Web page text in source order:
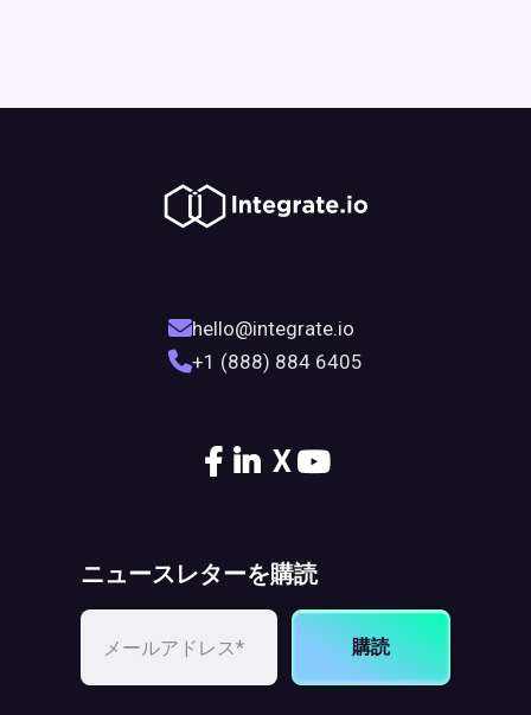
hello@integrate.io
+1 (888) 884 6405
X
ニュースレターを購読
購読